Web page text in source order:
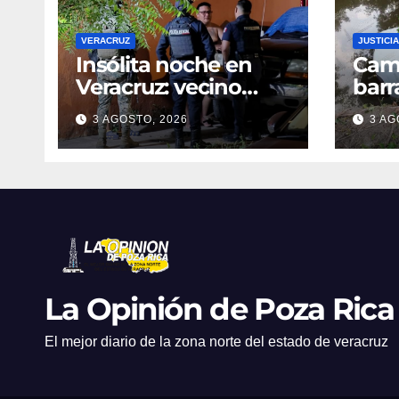
VERACRUZ
Insólita noche en
Veracruz: vecino
denuncia intento de
cateo tras viralizar
video captado por
3 AGOSTO, 2026
JUSTICIA
en
3
La Opinión de Poza Rica
El mejor diario de la zona norte del estado de veracruz